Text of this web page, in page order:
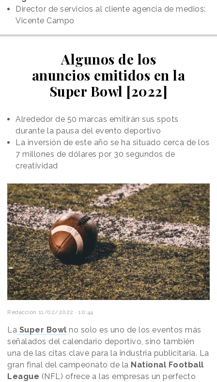
Director de servicios al cliente agencia de medios:
Vicente Campo
Algunos de los
anuncios emitidos en la
Super Bowl [2022]
Alrededor de 50 marcas emitirán sus spots
durante la pausa del evento deportivo
La inversión de este año se ha situado cerca de los
7 millones de dólares por 30 segundos de
creatividad
Redacción 11/02/2022 · 10:44
La Super Bowl no solo es uno de los eventos más
señalados del calendario deportivo, sino también
una de las citas clave para la industria publicitaria. La
gran final del campeonato de la National Football
League (NFL) ofrece a las empresas un perfecto